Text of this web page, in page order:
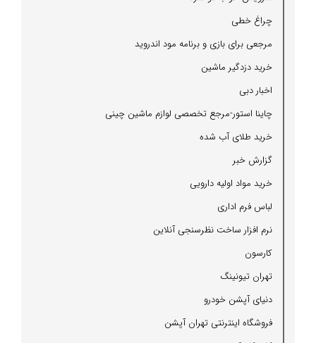
چراغ خطی
مرجعی برای بازی و برنامه مود اندروید
خرید دزدگیر ماشین
اخبار دبی
چاینا استور-مرجع تخصصی لوازم ماشین چینی
خرید طلای آب شده
گزارش خبر
خرید مواد اولیه دارویی
لباس فرم اداری
نرم افزار ساخت نظرسنجی آنلاین
كارسون
تهران تیونینگ
دنیای آپشن خودرو
فروشگاه اینترنتی تهران آپشن